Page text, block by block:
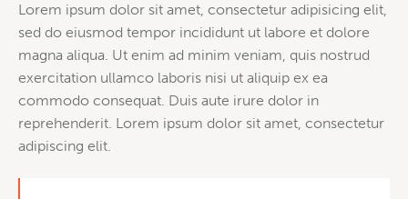
Lorem ipsum dolor sit amet, consectetur adipisicing elit,
sed do eiusmod tempor incididunt ut labore et dolore
magna aliqua. Ut enim ad minim veniam, quis nostrud
exercitation ullamco laboris nisi ut aliquip ex ea
commodo consequat. Duis aute irure dolor in
reprehenderit. Lorem ipsum dolor sit amet, consectetur
adipiscing elit.